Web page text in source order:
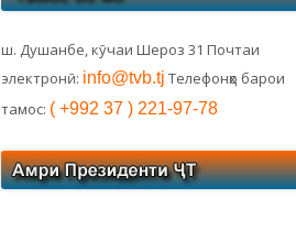
ш. Душанбе, кӯчаи Шероз 31 Почтаи
электронӣ: info@tvb.tj Телефонҳо барои
тамос: ( +992 37 ) 221-97-78